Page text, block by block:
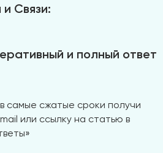
Связи:
и полный ответ
самые сжатые сроки получи
или ссылку на статью в